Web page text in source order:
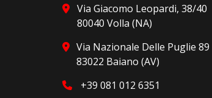
Via Giacomo Leopardi, 38/40
80040 Volla (NA)
Via Nazionale Delle Puglie 89
83022 Baiano (AV)
+39 081 012 6351